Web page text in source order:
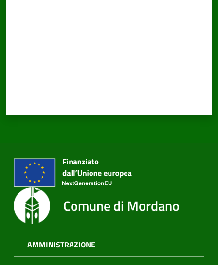
Comune di Mordano
AMMINISTRAZIONE